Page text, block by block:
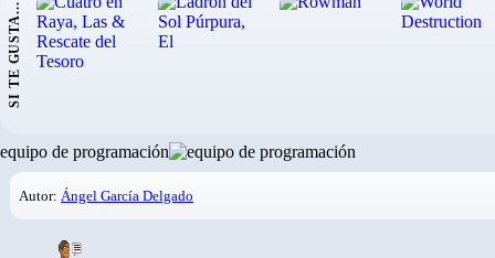
SI TE GUSTA...
equipo de programación
Autor: Ángel García Delgado